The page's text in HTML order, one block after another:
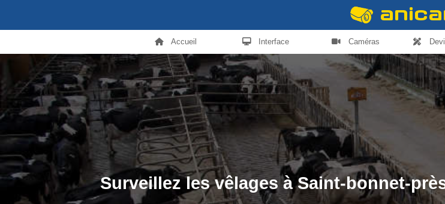
Accueil Interface Caméras
Surveillez les vêlages à Saint-bonnet-